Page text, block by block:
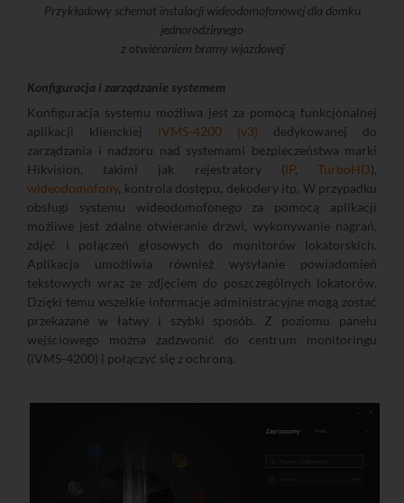
Przykładowy schemat instalacji wideodomofonowej dla domku
jednorodzinnego
z otwieraniem bramy wjazdowej
Konfiguracja i zarządzanie systemem
Konfiguracja systemu możliwa jest za pomocą funkcjonalnej
aplikacji klienckiej iVMS-4200 (v3) dedykowanej do
zarządzania i nadzoru nad systemami bezpieczeństwa marki
Hikvision, takimi jak rejestratory (IP,TurboHD),
wideodomofony, kontrola dostępu, dekodery itp. W przypadku
obsługi systemu wideodomofonego za pomocą aplikacji
możliwe jest zdalne otwieranie drzwi, wykonywanie nagrań,
zdjęć i połączeń głosowych do monitorów lokatorskich.
Aplikacja umożliwia również wysyłanie powiadomień
tekstowych wraz ze zdjęciem do poszczególnych lokatorów.
Dzięki temu wszelkie informacje administracyjne mogą zostać
przekazane w łatwy i szybki sposób. Z poziomu panelu
wejściowego można zadzwonić do centrum monitoringu
(iVMS-4200) i połączyć się z ochroną.